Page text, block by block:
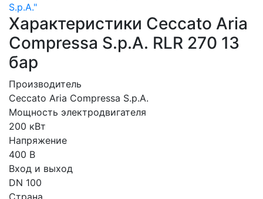
S.p.A."
Характеристики Ceccato Aria
Compressa S.p.A. RLR 270 13
бар
Производитель
Ceccato Aria Compressa S.p.A.
Мощность электродвигателя
200 кВт
Напряжение
400 В
Вход и выход
DN 100
Страна